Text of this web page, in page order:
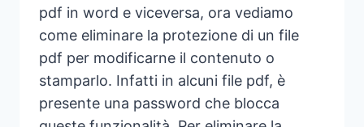
pdf in word e viceversa, ora vediamo
come eliminare la protezione di un file
pdf per modificarne il contenuto o
stamparlo. Infatti in alcuni file pdf, è
presente una password che blocca